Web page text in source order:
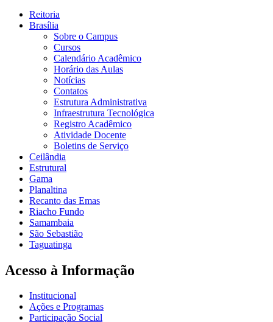
Reitoria
Brasília
Sobre o Campus
Cursos
Calendário Acadêmico
Horário das Aulas
Notícias
Contatos
Estrutura Administrativa
Infraestrutura Tecnológica
Registro Acadêmico
Atividade Docente
Boletins de Serviço
Ceilândia
Estrutural
Gama
Planaltina
Recanto das Emas
Riacho Fundo
Samambaia
São Sebastião
Taguatinga
Acesso à Informação
Institucional
Ações e Programas
Participação Social